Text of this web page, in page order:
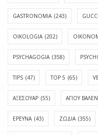
GASTRONOMIA (243) GUCCI
OIKOLOGIA (202)
PSYCHAGOGIA (358)
TIPS (47) TOP 5 (65)
ΑΞΕΣΟΥΑΡ (55) ΑΓΊΟΥ
ΕΡΕΥΝΑ (43) ΖΩΔΙΑ (355)